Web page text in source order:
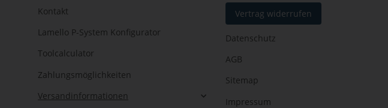
Kontakt
Lamello P-System Konfigurator
Toolcalculator
Zahlungsmöglichkeiten
Versandinformationen
Vertrag widerrufen
Datenschutz
AGB
Sitemap
Impressum